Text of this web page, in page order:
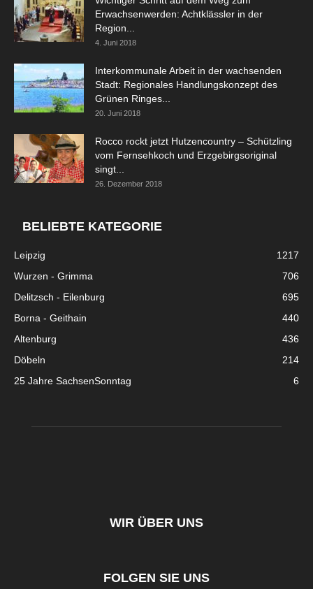
Erwachsenwerden: Achtklässler in der
Region...
4. Juni 2018
Interkommunale Arbeit in der wachsenden
Stadt: Regionales Handlungskonzept des
Grünen Ringes...
20. Juni 2018
Rocco rockt jetzt Hutzencountry – Schützling
vom Fernsehkoch und Erzgebirgsoriginal
singt...
26. Dezember 2018
BELIEBTE KATEGORIE
Leipzig
1217
Wurzen - Grimma
706
Delitzsch - Eilenburg
695
Borna - Geithain
440
Altenburg
436
Döbeln
214
25 Jahre SachsenSonntag
6
WIR ÜBER UNS
FOLGEN SIE UNS